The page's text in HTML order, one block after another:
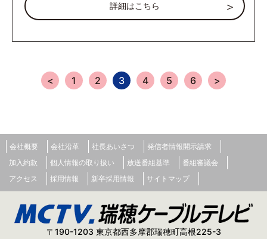
詳細はこちら
< 1 2 3 4 5 6 >
会社概要 会社沿革 社長あいさつ
発信者情報開示請求
加入約款
個人情報の取り扱い 放送番組基準
番組審議会
アクセス
採用情報 新卒採用情報 サイトマップ
〒190-1203 東京都西多摩郡瑞穂町高根225-3